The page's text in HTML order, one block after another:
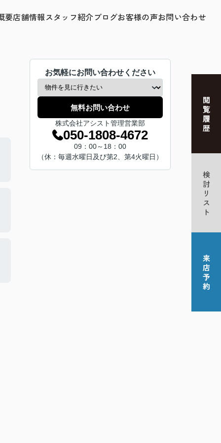
要店舗情報スタッフ紹介ブログお客様の声お問い合わせ
お気軽にお問い合わせください
無料お問い合わせ
株式会社アシスト管理営業部
050-1808-4672
09：00～18：00
（休：毎週水曜日及び第2、第4火曜日）